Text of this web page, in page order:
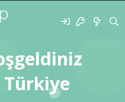
Türkiye